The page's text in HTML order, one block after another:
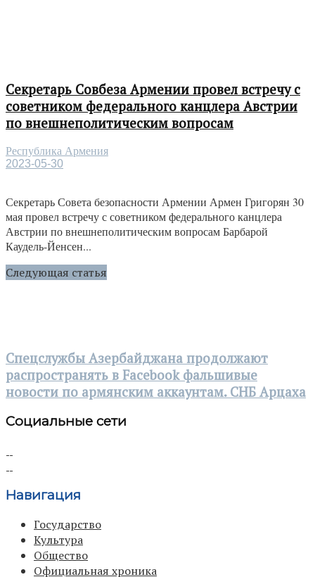
Секретарь Совбеза Армении провел встречу с
советником федерального канцлера Австрии
по внешнеполитическим вопросам
Республика Армения
2023-05-30
Секретарь Совета безопасности Армении Армен Григорян 30
мая провел встречу с советником федерального канцлера
Австрии по внешнеполитическим вопросам Барбарой
Каудель-Йенсен...
Следующая статья
Спецслужбы Азербайджана продолжают
распространять в Facebook фальшивые
новости по армянским аккаунтам. СНБ Арцаха
Социальные сети
Навигация
Государство
Культура
Общество
Официальная хроника